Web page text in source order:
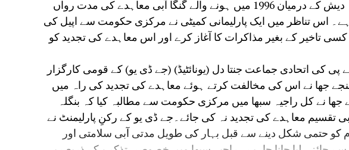
پٹنہ؍نئی دہلی:بھارت اور بنگلہ دیش کے درمیان 1996 میں ہونے والے گنگا آبی معاہدے کی مدت رواں
اس تناظر میں ایک پارلیمانی کمیٹی نے مرکزی حکومت سے اپیل کی
تاخیر کے بغیر مذاکرات کا آغاز کرے اور اس معاہدے کی تجدید کو
کی اتحادی جماعت جنتا دل (یونائٹیڈ) (جے ڈی یو) کے قومی کارگزار
جھا نے اس کی مخالفت کرتے ہوئے معاہدے کی تجدید کی راہ میں
نے کل راجیہ سبھا میں مرکزی حکومت سے مطالبہ کیا کہ بنگلہ
کے فرخہ آبی تقسیم معاہدے کی تجدید نہ کی جائے۔جے ڈی یو کے رکنِ پارلیمنٹ نے
کو حتمی شکل دینے سے قبل بہار کی طویل مدتی آبی سلامتی اور